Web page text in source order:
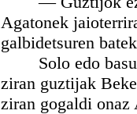
Agatonek
galbidetsuren
Solo edo
ziran guztijak
ziran gogaldi